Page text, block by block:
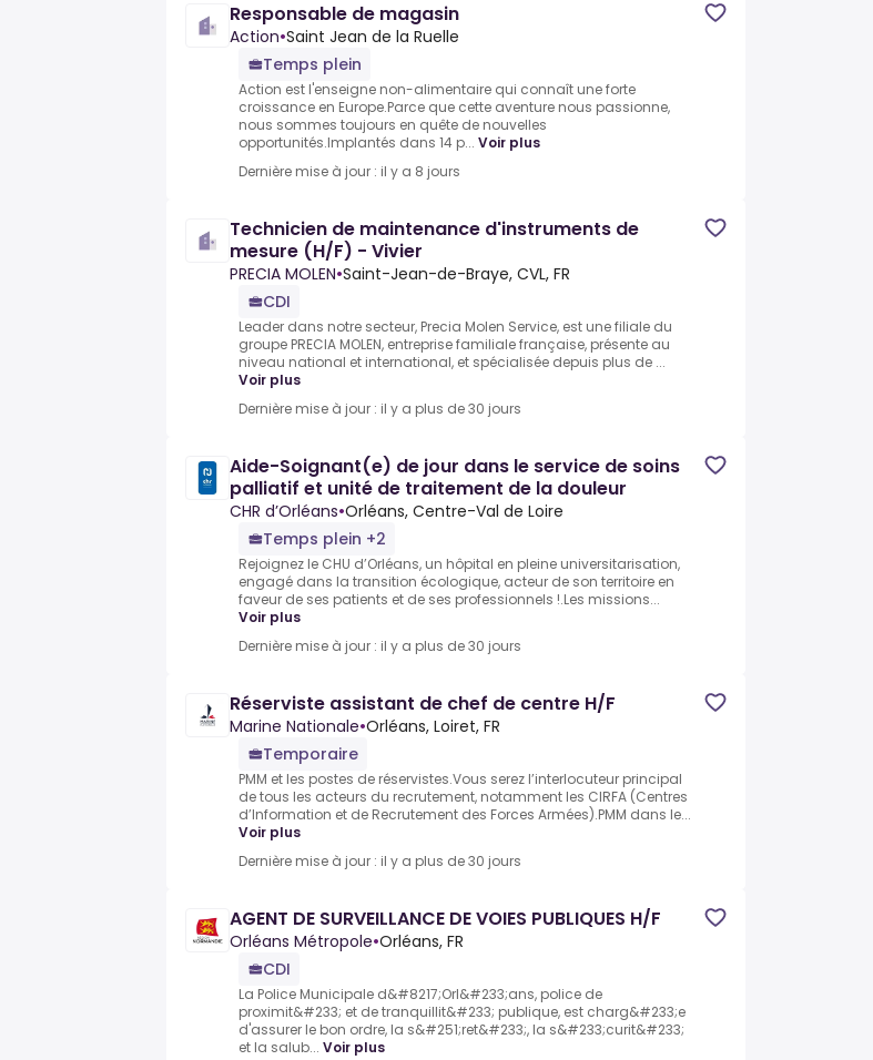
Responsable de magasin
Action•Saint Jean de la Ruelle
Temps plein
Action est l'enseigne non-alimentaire qui connaît une forte
croissance en Europe.Parce que cette aventure nous passionne,
nous sommes toujours en quête de nouvelles
opportunités.Implantés dans 14 p... Voir plus
Dernière mise à jour : il y a 8 jours
Technicien de maintenance d'instruments de
mesure (H/F) - Vivier
PRECIA MOLEN•Saint-Jean-de-Braye, CVL, FR
CDI
Leader dans notre secteur, Precia Molen Service, est une filiale du
groupe PRECIA MOLEN, entreprise familiale française, présente au
niveau national et international, et spécialisée depuis plus de ...
Voir plus
Dernière mise à jour : il y a plus de 30 jours
Aide-Soignant(e) de jour dans le service de soins
palliatif et unité de traitement de la douleur
CHR d’Orléans•Orléans, Centre-Val de Loire
Temps plein +2
Rejoignez le CHU d’Orléans, un hôpital en pleine universitarisation,
engagé dans la transition écologique, acteur de son territoire en
faveur de ses patients et de ses professionnels !.Les missions...
Voir plus
Dernière mise à jour : il y a plus de 30 jours
Réserviste assistant de chef de centre H/F
Marine Nationale•Orléans, Loiret, FR
Temporaire
PMM et les postes de réservistes.Vous serez l’interlocuteur principal
de tous les acteurs du recrutement, notamment les CIRFA (Centres
d’Information et de Recrutement des Forces Armées).PMM dans le...
Voir plus
Dernière mise à jour : il y a plus de 30 jours
AGENT DE SURVEILLANCE DE VOIES PUBLIQUES H/F
Orléans Métropole•Orléans, FR
CDI
La Police Municipale d&#8217;Orl&#233;ans, police de
proximit&#233; et de tranquillit&#233; publique, est charg&#233;e
d'assurer le bon ordre, la s&#251;ret&#233;, la s&#233;curit&#233;
et la salub... Voir plus